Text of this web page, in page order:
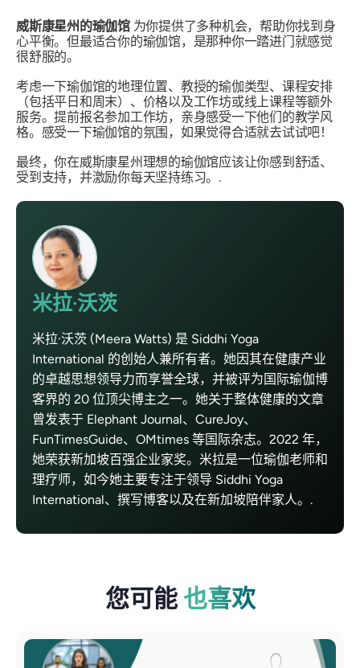
威斯康星州的瑜伽馆 为你提供了多种机会，帮助你找到身
心平衡。但最适合你的瑜伽馆，是那种你一踏进门就感觉
很舒服的。
考虑一下瑜伽馆的地理位置、教授的瑜伽类型、课程安排
（包括平日和周末）、价格以及工作坊或线上课程等额外
服务。提前报名参加工作坊，亲身感受一下他们的教学风
格。感受一下瑜伽馆的氛围，如果觉得合适就去试试吧！
最终，你在威斯康星州理想的瑜伽馆应该让你感到舒适、
受到支持，并激励你每天坚持练习。.
米拉·沃茨
米拉·沃茨 (Meera Watts) 是 Siddhi Yoga
International 的创始人兼所有者。她因其在健康产业
的卓越思想领导力而享誉全球，并被评为国际瑜伽博
客界的 20 位顶尖博主之一。她关于整体健康的文章
曾发表于 Elephant Journal、CureJoy、
FunTimesGuide、OMtimes 等国际杂志。2022 年，
她荣获新加坡百强企业家奖。米拉是一位瑜伽老师和
理疗师，如今她主要专注于领导 Siddhi Yoga
International、撰写博客以及在新加坡陪伴家人。.
您可能 也喜欢